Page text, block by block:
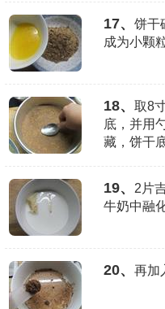
17、
饼干
成为小颗
18、
取8
底，并用
藏，饼干
19、
2片
牛奶中融
20、 再加